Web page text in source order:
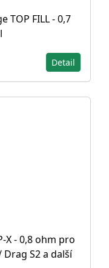
TOP FILL - 0,7
Detail
X - 0,8 ohm pro
S2 a další